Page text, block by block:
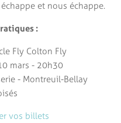
et nous échappe.
:
Fly Colton Fly
mars - 20h30
- Montreuil-Bellay
vos billets